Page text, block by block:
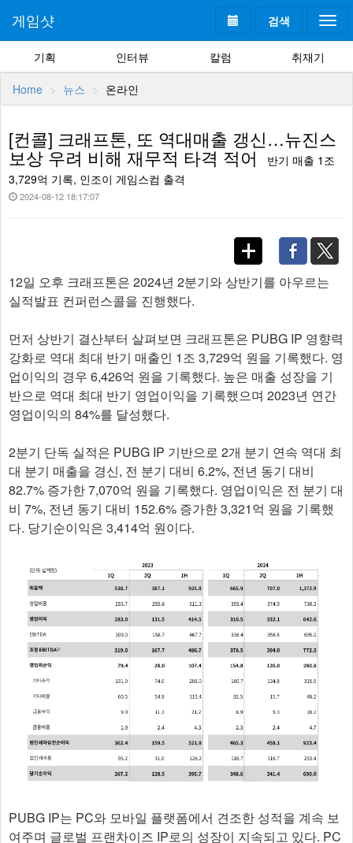
검색
게임샷
기획 인터뷰 칼럼 취재기
Home 뉴스 온라인
[컨콜] 크래프톤, 또 역대매출 갱신…뉴진스
보상 우려 비해 재무적 타격 적어
반기 매출 1조
3,729억 기록, 인조이 게임스컴 출격
2024-08-12 18:17:07
12일 오후 크래프톤은 2024년 2분기와 상반기를 아우르는
실적발표 컨퍼런스콜을 진행했다.
먼저 상반기 결산부터 살펴보면 크래프톤은 PUBG IP 영향력
강화로 역대 최대 반기 매출인 1조 3,729억 원을 기록했다. 영
업이익의 경우 6,426억 원을 기록했다. 높은 매출 성장을 기
반으로 역대 최대 반기 영업이익을 기록했으며 2023년 연간
영업이익의 84%를 달성했다.
2분기 단독 실적은 PUBG IP 기반으로 2개 분기 연속 역대 최
대 분기 매출을 경신, 전 분기 대비 6.2%, 전년 동기 대비
82.7% 증가한 7,070억 원을 기록했다. 영업이익은 전 분기 대
비 7%, 전년 동기 대비 152.6% 증가한 3,321억 원을 기록했
다. 당기순이익은 3,414억 원이다.
PUBG IP는 PC와 모바일 플랫폼에서 견조한 성적을 계속 보
여주며 글로벌 프랜차이즈 IP로의 성장이 지속되고 있다. PC